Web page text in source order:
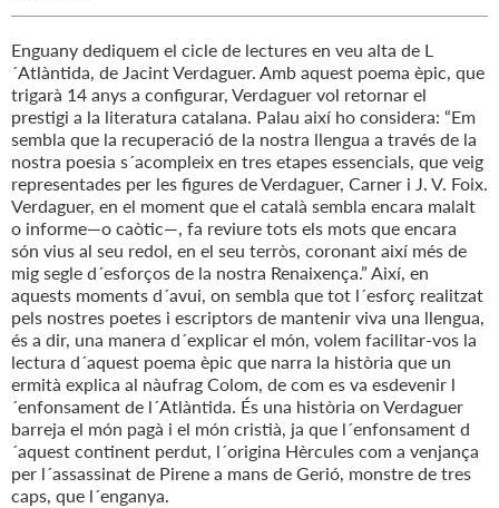
Enguany dediquem el cicle de lectures en veu alta de L
´Atlàntida, de Jacint Verdaguer. Amb aquest poema èpic, que
trigarà 14 anys a configurar, Verdaguer vol retornar el
prestigi a la literatura catalana. Palau així ho considera: “Em
sembla que la recuperació de la nostra llengua a través de la
nostra poesia s´acompleix en tres etapes essencials, que veig
representades per les figures de Verdaguer, Carner i J. V. Foix.
Verdaguer, en el moment que el català sembla encara malalt
o informe—o caòtic—, fa reviure tots els mots que encara
són vius al seu redol, en el seu terròs, coronant així més de
mig segle d´esforços de la nostra Renaixença.” Així, en
aquests moments d´avui, on sembla que tot l´esforç realitzat
pels nostres poetes i escriptors de mantenir viva una llengua,
és a dir, una manera d´explicar el món, volem facilitar-vos la
lectura d´aquest poema èpic que narra la història que un
ermità explica al nàufrag Colom, de com es va esdevenir l
´enfonsament de l´Atlàntida. És una història on Verdaguer
barreja el món pagà i el món cristià, ja que l´enfonsament d
´aquest continent perdut, l´origina Hèrcules com a venjança
per l´assassinat de Pirene a mans de Gerió, monstre de tres
caps, que l´enganya.